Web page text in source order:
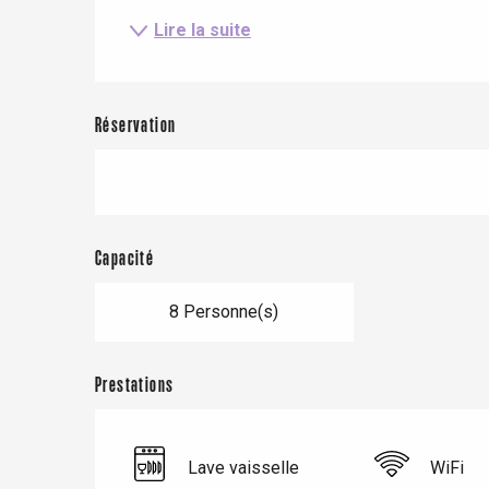
Blangy-
Lire la suite
Réservation
Capacité
8 Personne(s)
Prestations
Lave vaisselle WiFi